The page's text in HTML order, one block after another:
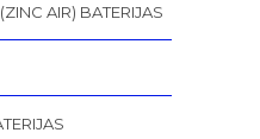
AIR) BATERIJAS